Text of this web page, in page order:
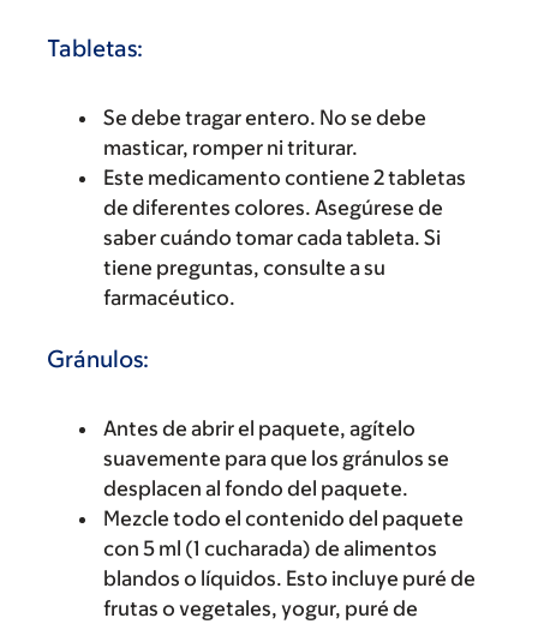
Tabletas:
Se debe tragar entero. No se debe
masticar, romper ni triturar.
Este medicamento contiene 2 tabletas
de diferentes colores. Asegúrese de
saber cuándo tomar cada tableta. Si
tiene preguntas, consulte a su
farmacéutico.
Gránulos:
Antes de abrir el paquete, agítelo
suavemente para que los gránulos se
desplacen al fondo del paquete.
Mezcle todo el contenido del paquete
con 5 ml (1 cucharada) de alimentos
blandos o líquidos. Esto incluye puré de
frutas o vegetales, yogur, puré de